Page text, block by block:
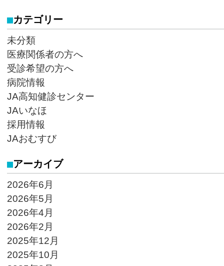
カテゴリー
未分類
医療関係者の方へ
受診希望の方へ
病院情報
JA高知健診センター
JAいなほ
採用情報
JAおむすび
アーカイブ
2026年6月
2026年5月
2026年4月
2026年2月
2025年12月
2025年10月